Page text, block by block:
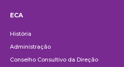
ECA
História
Administração
Conselho Consultivo da Direção